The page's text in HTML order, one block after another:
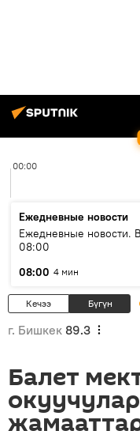
00:00
Ежедневные новости
Ежедневные новости.
08:00
08:00 4 мин
Кечээ Бүгүн
г. Бишкек 89.3
Балет